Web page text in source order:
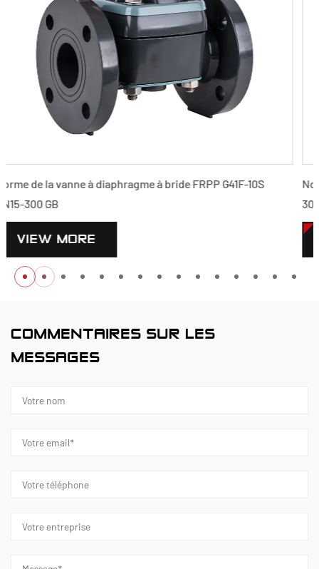
Norme de la vanne à diaphragme à bride PPH G41F-10S
300 GB
VIEW MORE
COMMENTAIRES SUR LES
MESSAGES